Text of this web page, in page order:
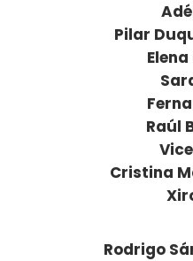
Pilar
Raúl
Cristina
Rodrigo